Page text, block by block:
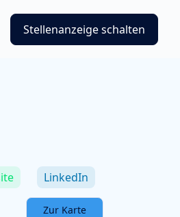
Stellenanzeige schalten
LinkedIn
Zur Karte